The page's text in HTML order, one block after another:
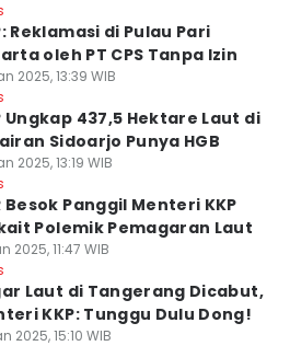
Reklamasi di Pulau Pari
oleh PT CPS Tanpa Izin
2025, 13:39 WIB
Ungkap 437,5 Hektare Laut di
Sidoarjo Punya HGB
2025, 13:19 WIB
Besok Panggil Menteri KKP
Polemik Pemagaran Laut
2025, 11:47 WIB
Laut di Tangerang Dicabut,
KKP: Tunggu Dulu Dong!
2025, 15:10 WIB